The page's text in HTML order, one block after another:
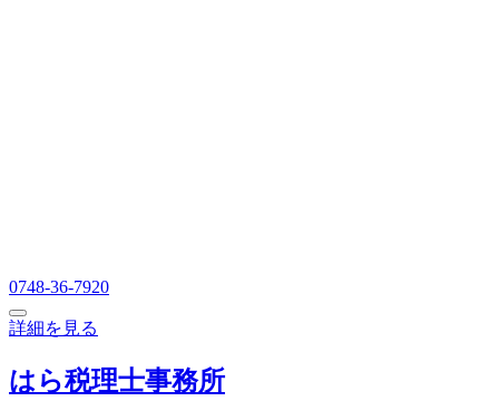
0748-36-7920
詳細を見る
はら税理士事務所